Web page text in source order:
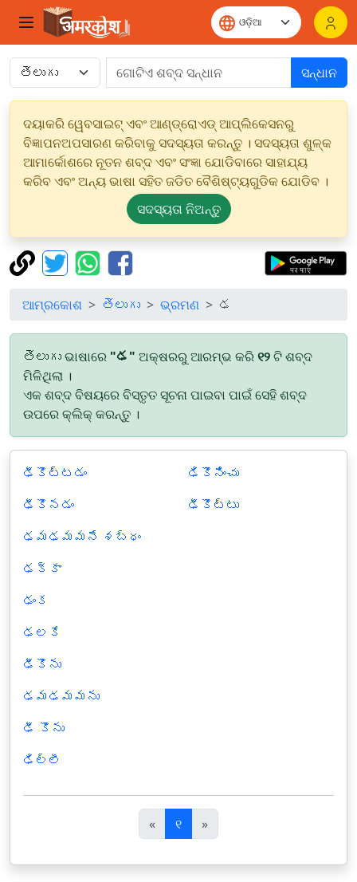
ସନ୍ଧାନ
ଦୟାକରି ୱେବସାଇଟ୍ ଏବଂ ଆଣ୍ଡ୍ରୋଏଡ୍ ଆପ୍ଲିକେସନରୁ
ବିଜ୍ଞାପନଅପସାରଣ କରିବାକୁ ସଦସ୍ୟତା କରନ୍ତୁ । ସଦସ୍ୟତା ଶୁଳ୍କ
ଆମାର୍କୋଶରେ ନୂତନ ଶବ୍ଦ ଏବଂ ସଂଜ୍ଞା ଯୋଡିବାରେ ସାହାଯ୍ୟ
କରିବ ଏବଂ ଅନ୍ୟ ଭାଷା ସହିତ ଜଡିତ ବୈଶିଷ୍ଟ୍ୟଗୁଡିକ ଯୋଡିବ ।
ସଦସ୍ୟତା ନିଅନ୍ତୁ
ଆମ୍ରକୋଶ తెలుగు ଭ୍ରମଣ ఢ
తెలుగు ଭାଷାରେ "ఢ" ଅକ୍ଷରରୁ ଆରମ୍ଭ କରି୧୨ଟି ଶବ୍ଦ
ମିଳିଥିଲା ।
ଏକ ଶବ୍ଦ ବିଷୟରେ ବିସ୍ତୃତ ସୂଚନା ପାଇବା ପାଇଁ ସେହି ଶବ୍ଦ
ଉପରେ କ୍ଲିକ୍ କରନ୍ତୁ ।
ఢీకొట్టడం
ఢీకొనడం
ఢమఢమమనే శబ్ధం
ఢక్కా
ఢంక
ఢలకే
ఢీకొను
ఢమఢమమను
ఢీ కొను
ఢిల్లీ
ఢికొనించు
ఢీకొట్టు
«पि
छ
ला
୧ »अ
ग
ला